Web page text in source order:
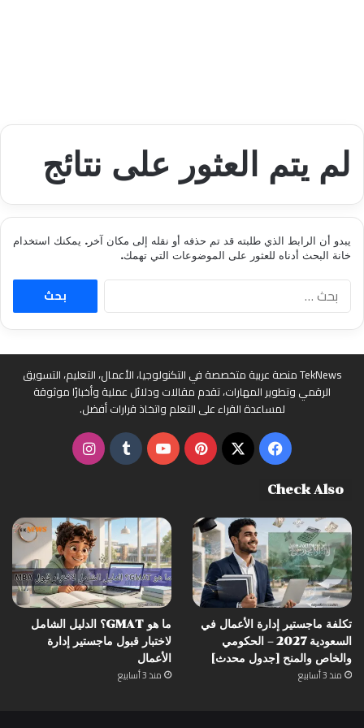
لم يتم العثور على نتائج
يبدو أن الرابط الذي طلبته قد تم حذفه أو نقله إلى مكان آخر. يمكنك استخدام
خانة البحث أدناه للعثور على الموضوعات التي تهمك.
ا
ث
ع
ن
:
TekNews منصة عربية متخصصة في التكنولوجيا، الأعمال، التعليم، التسويق
الرقمي وتطوير المهارات، تقدم مقالات ودلائل عملية وأخبارًا موثوقة
لمساعدة القراء على التعلم واتخاذ قرارات أفضل.
فيسبوك
‫X بينتيريست‫YouTube انستقرام
Check Also
تكلفة ماجستير إدارة الأعمال في
السعودية 2027 – الحكومي
والخاص والمنح [جدول محدث]
منذ 3 أسابيع
ما هو GMAT؟ الدليل الشامل
لاختبار قبول ماجستير إدارة
الأعمال
منذ 3 أسابيع